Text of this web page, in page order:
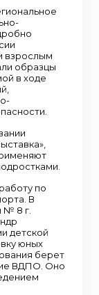
взрослым
образцы
в ходе
по
В
№ 8 г.
детской
юных
берет
ВДПО. Оно